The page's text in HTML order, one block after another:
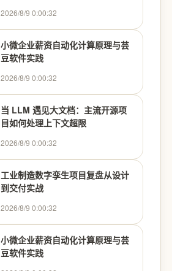
2026/8/9 0:00:32
小微企业薪资自动化计算原理与芸
豆软件实践
2026/8/9 0:00:32
当 LLM 遇见大文档：主流开源项
目如何处理上下文超限
2026/8/9 0:00:32
工业制造数字孪生项目复盘从设计
到交付实战
2026/8/9 0:00:32
小微企业薪资自动化计算原理与芸
豆软件实践